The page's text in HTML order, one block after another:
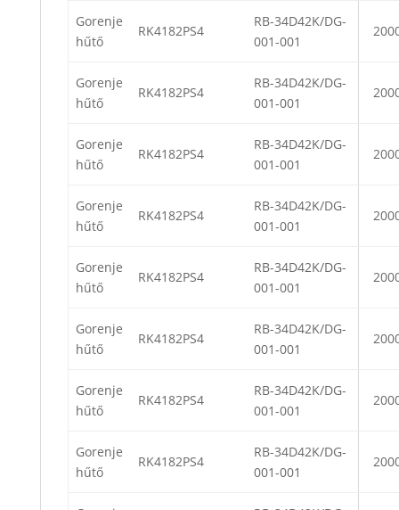
Gorenje
hűtő
RK4182PS4
RB-34D42K/DG-
001-001
Gorenje
hűtő
RK4182PS4
RB-34D42K/DG-
001-001
Gorenje
hűtő
RK4182PS4
RB-34D42K/DG-
001-001
Gorenje
hűtő
RK4182PS4
RB-34D42K/DG-
001-001
Gorenje
hűtő
RK4182PS4
RB-34D42K/DG-
001-001
Gorenje
hűtő
RK4182PS4
RB-34D42K/DG-
001-001
Gorenje
hűtő
RK4182PS4
RB-34D42K/DG-
001-001
Gorenje
hűtő
RK4182PS4
RB-34D42K/DG-
001-001